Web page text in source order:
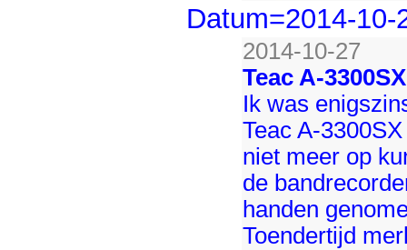
Datum=2014-10-
2014-10-27
Teac A-3300SX
Ik was
Teac A-
niet meer op
de
handen
Toendertijd